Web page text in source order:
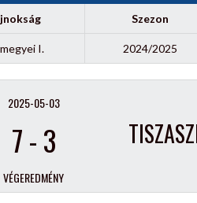
Szezon
I. 2024/2025
2025-05-03
7-3
VÉGEREDMÉNY